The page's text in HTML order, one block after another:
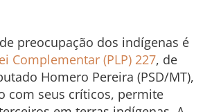
preocupação dos indígenas é
Complementar (PLP) 227, de
Homero Pereira (PSD/MT),
com seus críticos, permite